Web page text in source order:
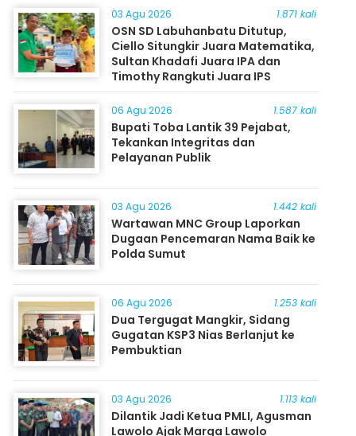
03 Agu 2026 1.871 kali
OSN SD Labuhanbatu Ditutup,
Ciello Situngkir Juara Matematika,
Sultan Khadafi Juara IPA dan
Timothy Rangkuti Juara IPS
06 Agu 2026 1.587 kali
Bupati Toba Lantik 39 Pejabat,
Tekankan Integritas dan
Pelayanan Publik
03 Agu 2026 1.442 kali
Wartawan MNC Group Laporkan
Dugaan Pencemaran Nama Baik ke
Polda Sumut
06 Agu 2026 1.253 kali
Dua Tergugat Mangkir, Sidang
Gugatan KSP3 Nias Berlanjut ke
Pembuktian
03 Agu 2026 1.113 kali
Dilantik Jadi Ketua PMLI, Agusman
Lawolo Ajak Marga Lawolo